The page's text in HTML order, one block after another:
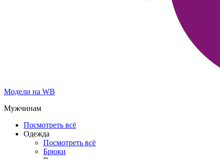
Модели на WB
Мужчинам
Посмотреть всё
Одежда
Посмотреть всё
Брюки